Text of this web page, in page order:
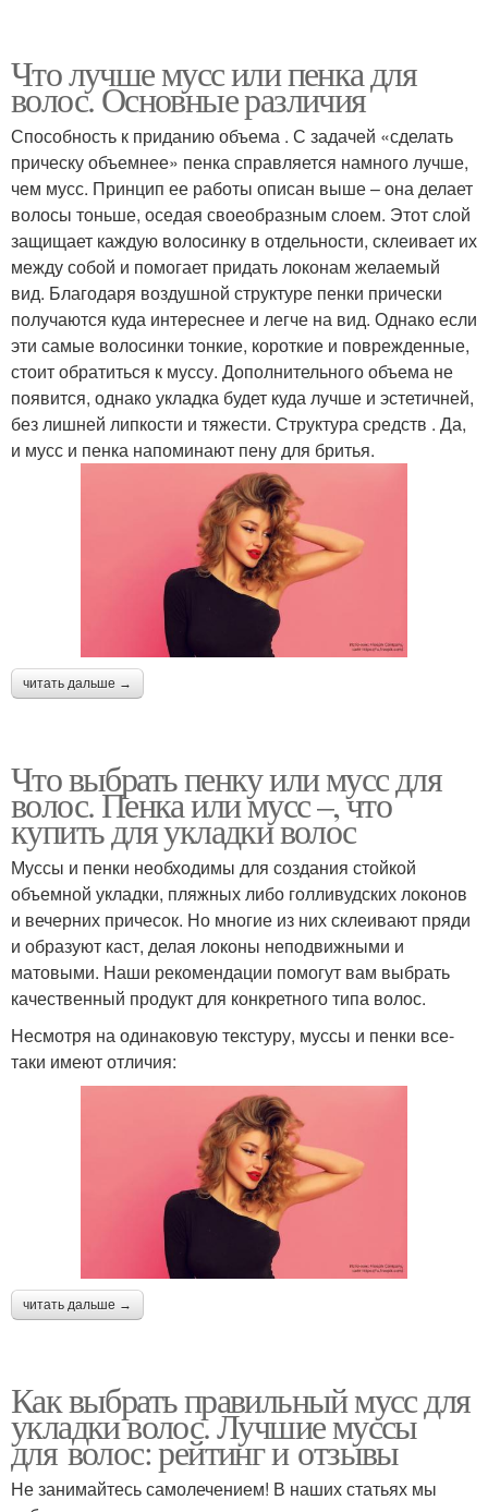
Что лучше мусс или пенка для
волос. Основные различия
Способность к приданию объема . С задачей «сделать
прическу объемнее» пенка справляется намного лучше,
чем мусс. Принцип ее работы описан выше – она делает
волосы тоньше, оседая своеобразным слоем. Этот слой
защищает каждую волосинку в отдельности, склеивает их
между собой и помогает придать локонам желаемый
вид. Благодаря воздушной структуре пенки прически
получаются куда интереснее и легче на вид. Однако если
эти самые волосинки тонкие, короткие и поврежденные,
стоит обратиться к муссу. Дополнительного объема не
появится, однако укладка будет куда лучше и эстетичней,
без лишней липкости и тяжести. Структура средств . Да,
и мусс и пенка напоминают пену для бритья.
читать дальше →
Что выбрать пенку или мусс для
волос. Пенка или мусс –, что
купить для укладки волос
Муссы и пенки необходимы для создания стойкой
объемной укладки, пляжных либо голливудских локонов
и вечерних причесок. Но многие из них склеивают пряди
и образуют каст, делая локоны неподвижными и
матовыми. Наши рекомендации помогут вам выбрать
качественный продукт для конкретного типа волос.
Несмотря на одинаковую текстуру, муссы и пенки все-
таки имеют отличия:
читать дальше →
Как выбрать правильный мусс для
укладки волос. Лучшие муссы
для волос: рейтинг и отзывы
Не занимайтесь самолечением! В наших статьях мы